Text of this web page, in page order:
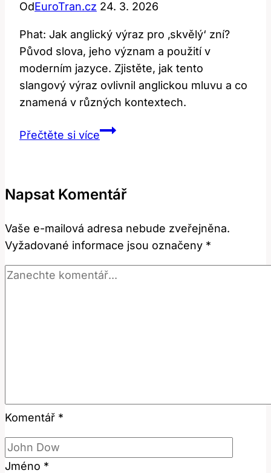
OdEuroTran.cz 24. 3. 2026
Phat: Jak anglický výraz pro ‚skvělý‘ zní?
Původ slova, jeho význam a použití v
moderním jazyce. Zjistěte, jak tento
slangový výraz ovlivnil anglickou mluvu a co
znamená v různých kontextech.
Přečtěte si vícePhat:
Pro
Zní?
Napsat Komentář
Vaše e-mailová adresa nebude zveřejněna.
Vyžadované informace jsou označeny *
Komentář *
Jméno *